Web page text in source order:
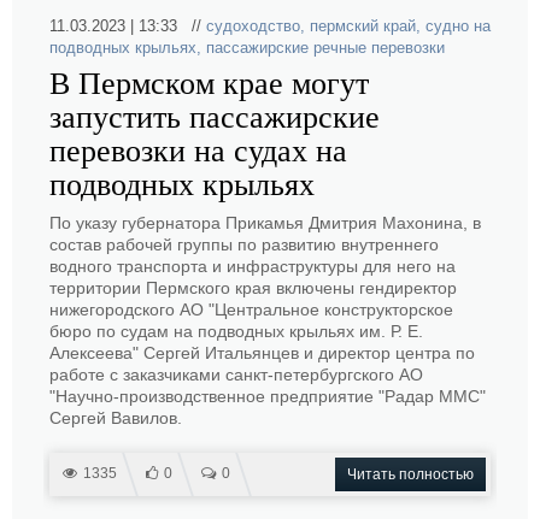
11.03.2023 | 13:33 // судоходство, пермский край, судно на
подводных крыльях, пассажирские речные перевозки
В Пермском крае могут
запустить пассажирские
перевозки на судах на
подводных крыльях
По указу губернатора Прикамья Дмитрия Махонина, в
состав рабочей группы по развитию внутреннего
водного транспорта и инфраструктуры для него на
территории Пермского края включены гендиректор
нижегородского АО "Центральное конструкторское
бюро по судам на подводных крыльях им. Р. Е.
Алексеева" Сергей Итальянцев и директор центра по
работе с заказчиками санкт-петербургского АО
"Научно-производственное предприятие "Радар ММС"
Сергей Вавилов.
1335 0 0 Читать полностью